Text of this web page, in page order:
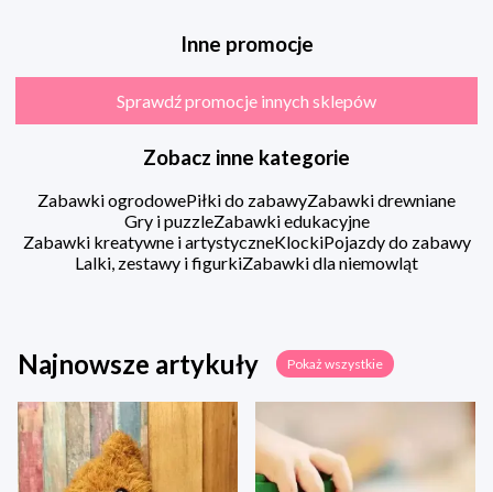
Inne promocje
Sprawdź promocje innych sklepów
Zobacz inne kategorie
Zabawki ogrodowePiłki do zabawyZabawki drewniane
Gry i puzzleZabawki edukacyjne
Zabawki kreatywne i artystyczneKlockiPojazdy do zabawy
Lalki, zestawy i figurkiZabawki dla niemowląt
Najnowsze artykuły Pokaż wszystkie